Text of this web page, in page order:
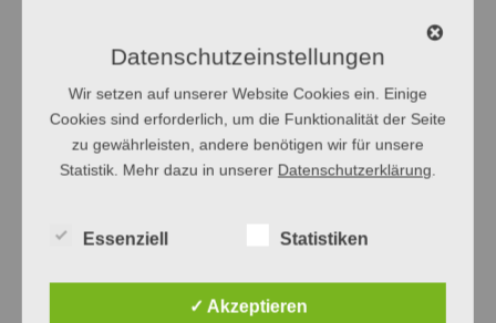
Vornamenurkunde an, die Sie als PDF
Hier finden Sie weitere Informationen
sowie eine Beispielurkunde und
Datenschutzeinstellungen
Wir setzen auf unserer Website Cookies ein. Einige
Cookies sind erforderlich, um die Funktionalität der Seite
zu gewährleisten, andere benötigen wir für unsere
Statistik. Mehr dazu in unserer Datenschutzerklärung
Essenziell Statistiken
✓ Akzeptieren